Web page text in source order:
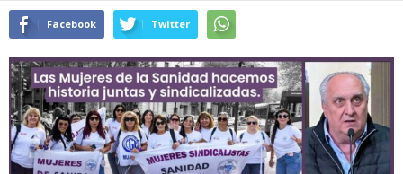
Facebook Twitter